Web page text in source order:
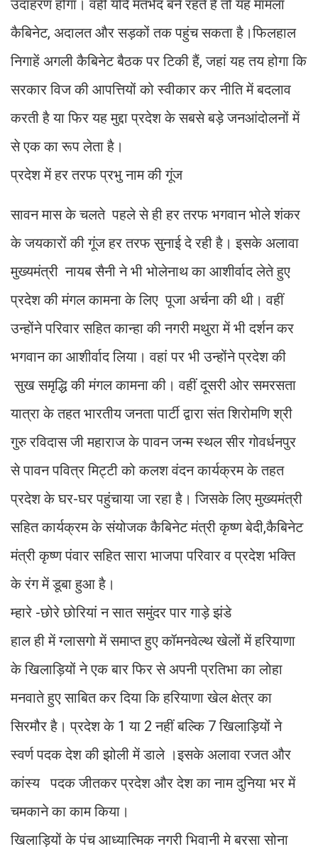
उदाहरण होगा। वहीं यदि मतभेद बने रहते हैं तो यह मामला
कैबिनेट, अदालत और सड़कों तक पहुंच सकता है।फिलहाल
निगाहें अगली कैबिनेट बैठक पर टिकी हैं, जहां यह तय होगा कि
सरकार विज की आपत्तियों को स्वीकार कर नीति में बदलाव
करती है या फिर यह मुद्दा प्रदेश के सबसे बड़े जनआंदोलनों में
से एक का रूप लेता है।
प्रदेश में हर तरफ प्रभु नाम की गूंज
सावन मास के चलते पहले से ही हर तरफ भगवान भोले शंकर
के जयकारों की गूंज हर तरफ सुनाई दे रही है। इसके अलावा
मुख्यमंत्री नायब सैनी ने भी भोलेनाथ का आशीर्वाद लेते हुए
प्रदेश की मंगल कामना के लिए पूजा अर्चना की थी। वहीं
उन्होंने परिवार सहित कान्हा की नगरी मथुरा में भी दर्शन कर
भगवान का आशीर्वाद लिया। वहां पर भी उन्होंने प्रदेश की
सुख समृद्धि की मंगल कामना की। वहीं दूसरी ओर समरसता
यात्रा के तहत भारतीय जनता पार्टी द्वारा संत शिरोमणि श्री
गुरु रविदास जी महाराज के पावन जन्म स्थल सीर गोवर्धनपुर
से पावन पवित्र मिट्टी को कलश वंदन कार्यक्रम के तहत
प्रदेश के घर-घर पहुंचाया जा रहा है। जिसके लिए मुख्यमंत्री
सहित कार्यक्रम के संयोजक कैबिनेट मंत्री कृष्ण बेदी,कैबिनेट
मंत्री कृष्ण पंवार सहित सारा भाजपा परिवार व प्रदेश भक्ति
के रंग में डूबा हुआ है।
म्हारे -छोरे छोरियां न सात समुंदर पार गाड़े झंडे
हाल ही में ग्लासगो में समाप्त हुए कॉमनवेल्थ खेलों में हरियाणा
के खिलाड़ियों ने एक बार फिर से अपनी प्रतिभा का लोहा
मनवाते हुए साबित कर दिया कि हरियाणा खेल क्षेत्र का
सिरमौर है। प्रदेश के 1 या 2 नहीं बल्कि 7 खिलाड़ियों ने
स्वर्ण पदक देश की झोली में डाले ।इसके अलावा रजत और
कांस्य पदक जीतकर प्रदेश और देश का नाम दुनिया भर में
चमकाने का काम किया।
खिलाड़ियों के पंच आध्यात्मिक नगरी भिवानी मे बरसा सोना